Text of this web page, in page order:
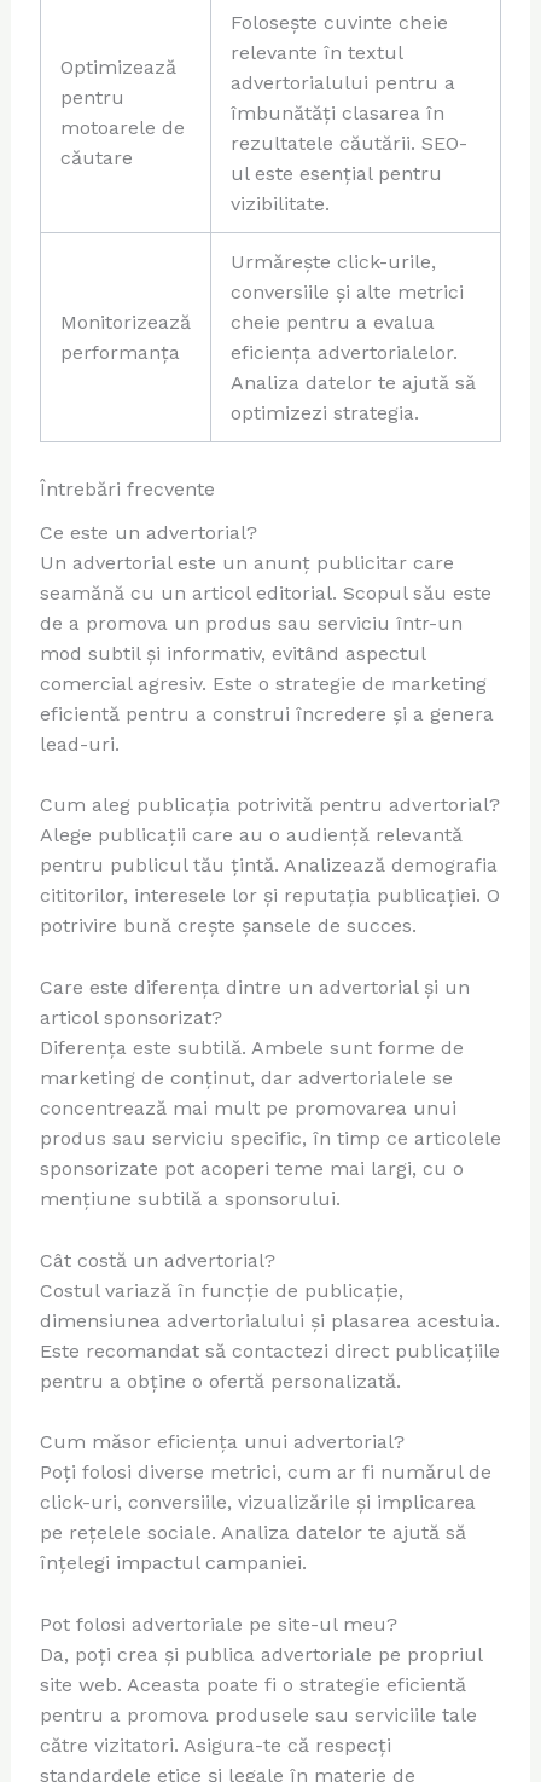
Optimizează
pentru
motoarele de
căutare
Folosește cuvinte cheie
relevante în textul
advertorialului pentru a
îmbunătăți clasarea în
rezultatele căutării. SEO-
ul este esențial pentru
vizibilitate.
Monitorizează
performanța
Urmărește click-urile,
conversiile și alte metrici
cheie pentru a evalua
eficiența advertorialelor.
Analiza datelor te ajută să
optimizezi strategia.
Întrebări frecvente
Ce este un advertorial?
Un advertorial este un anunț publicitar care
seamănă cu un articol editorial. Scopul său este
de a promova un produs sau serviciu într-un
mod subtil și informativ, evitând aspectul
comercial agresiv. Este o strategie de marketing
eficientă pentru a construi încredere și a genera
lead-uri.
Cum aleg publicația potrivită pentru advertorial?
Alege publicații care au o audiență relevantă
pentru publicul tău țintă. Analizează demografia
cititorilor, interesele lor și reputația publicației. O
potrivire bună crește șansele de succes.
Care este diferența dintre un advertorial și un
articol sponsorizat?
Diferența este subtilă. Ambele sunt forme de
marketing de conținut, dar advertorialele se
concentrează mai mult pe promovarea unui
produs sau serviciu specific, în timp ce articolele
sponsorizate pot acoperi teme mai largi, cu o
mențiune subtilă a sponsorului.
Cât costă un advertorial?
Costul variază în funcție de publicație,
dimensiunea advertorialului și plasarea acestuia.
Este recomandat să contactezi direct publicațiile
pentru a obține o ofertă personalizată.
Cum măsor eficiența unui advertorial?
Poți folosi diverse metrici, cum ar fi numărul de
click-uri, conversiile, vizualizările și implicarea
pe rețelele sociale. Analiza datelor te ajută să
înțelegi impactul campaniei.
Pot folosi advertoriale pe site-ul meu?
Da, poți crea și publica advertoriale pe propriul
site web. Aceasta poate fi o strategie eficientă
pentru a promova produsele sau serviciile tale
către vizitatori. Asigura-te că respecți
standardele etice și legale în materie de